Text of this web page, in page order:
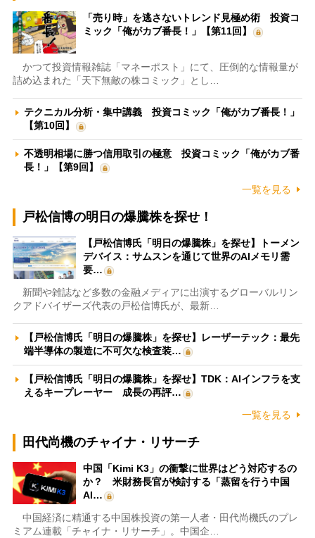
「売り時」を逃さないトレンド見極め術 投資コ
ミック「俺がカブ番長！」【第11回】
かつて投資情報雑誌「マネーポスト」にて、圧倒的な情報量が
詰め込まれた「天下無敵の株コミック」とし…
テクニカル分析・集中講義 投資コミック「俺がカブ番長！」
【第10回】
不透明相場に勝つ信用取引の極意 投資コミック「俺がカブ番
長！」【第9回】
一覧を見る
戸松信博の明日の爆騰株を探せ！
【戸松信博氏「明日の爆騰株」を探せ】トーメン
デバイス：サムスンを通じて世界のAIメモリ需
要…
新聞や雑誌など多数の金融メディアに出演するグローバルリン
クアドバイザーズ代表の戸松信博氏が、最新…
【戸松信博氏「明日の爆騰株」を探せ】レーザーテック：最先
端半導体の製造に不可欠な検査装…
【戸松信博氏「明日の爆騰株」を探せ】TDK：AIインフラを支
えるキープレーヤー 成長の再評…
一覧を見る
田代尚機のチャイナ・リサーチ
中国「Kimi K3」の衝撃に世界はどう対応するの
か？ 米財務長官が検討する「蒸留を行う中国
AI…
中国経済に精通する中国株投資の第一人者・田代尚機氏のプレ
ミアム連載「チャイナ・リサーチ」。中国企…